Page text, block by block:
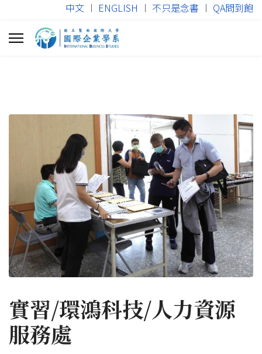
中文 ︱ ENGLISH ︱ 不只是念書 ︱ QA問到飽
實習/環鴻科技/人力資源
服務處